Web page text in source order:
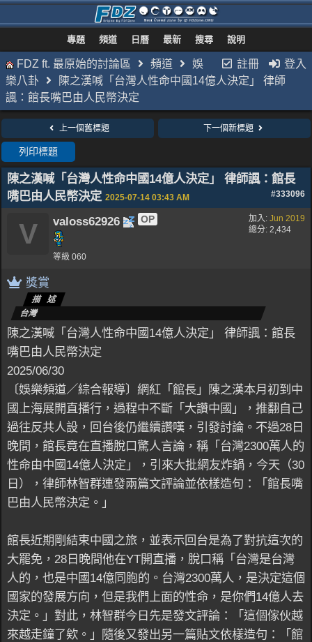
專題 頻道 日曆 最新 搜尋 說明
註冊 登入
FDZ ft. 最原始的討論區 頻道
娛
樂八卦
陳之漢喊「台灣人性命中國14億人決定」 律師
諷：館長嘴巴由人民幣決定
上一個舊標題 下一個新標題
列印標題
陳之漢喊「台灣人性命中國14億人決定」 律師諷：館長
嘴巴由人民幣決定
#333096
2025-07-14 03:43 AM
加入: Jun 2019
總分: 2,434
V valoss62926 OP
等級 060
獎賞
描述
台灣
陳之漢喊「台灣人性命中國14億人決定」 律師諷：館長
嘴巴由人民幣決定
2025/06/30
〔娛樂頻道／綜合報導〕網紅「館長」陳之漢本月初到中
國上海展開直播行，過程中不斷「大讚中國」，推翻自己
過往反共人設，回台後仍繼續讚嘆，引發討論。不過28日
晚間，館長竟在直播脫口驚人言論，稱「台灣2300萬人的
性命由中國14億人決定」，引來大批網友炸鍋，今天（30
日），律師林智群連發兩篇文評論並依樣造句：「館長嘴
巴由人民幣決定。」
館長近期剛結束中國之旅，並表示回台是為了對抗這次的
大罷免，28日晚間他在YT開直播，脫口稱「台灣是台灣
人的，也是中國14億同胞的。台灣2300萬人，是決定這個
國家的發展方向，但是我們上面的性命，是你們14億人去
決定。」對此，林智群今日先是發文評論：「這個傢伙越
來越走鐘了欸。」隨後又發出另一篇貼文依樣造句：「館